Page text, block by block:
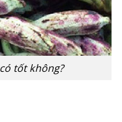
tốt không?